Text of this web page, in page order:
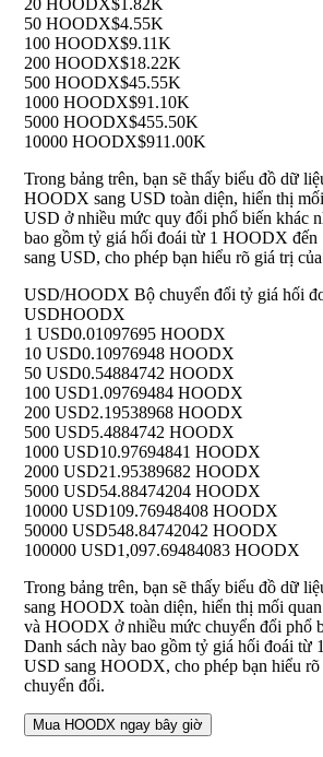
20 HOODX$1.82K
50 HOODX$4.55K
100 HOODX$9.11K
200 HOODX$18.22K
500 HOODX$45.55K
1000 HOODX$91.10K
5000 HOODX$455.50K
10000 HOODX$911.00K
Trong bảng trên, bạn sẽ thấy biểu đồ dữ
HOODX sang USD toàn diện, hiển thị
USD ở nhiều mức quy đổi phổ biến khác
bao gồm tỷ giá hối đoái từ 1 HOODX
sang USD, cho phép bạn hiểu rõ giá trị
USD/HOODX Bộ chuyển đổi tỷ giá hối
USDHOODX
1 USD0.01097695 HOODX
10 USD0.10976948 HOODX
50 USD0.54884742 HOODX
100 USD1.09769484 HOODX
200 USD2.19538968 HOODX
500 USD5.4884742 HOODX
1000 USD10.97694841 HOODX
2000 USD21.95389682 HOODX
5000 USD54.88474204 HOODX
10000 USD109.76948408 HOODX
50000 USD548.84742042 HOODX
100000 USD1,097.69484083 HOODX
Trong bảng trên, bạn sẽ thấy biểu đồ dữ
sang HOODX toàn diện, hiển thị mối
và HOODX ở nhiều mức chuyển đổi phổ
Danh sách này bao gồm tỷ giá hối đoái từ
USD sang HOODX, cho phép bạn hiểu
chuyển đổi.
Mua HOODX ngay bây giờ